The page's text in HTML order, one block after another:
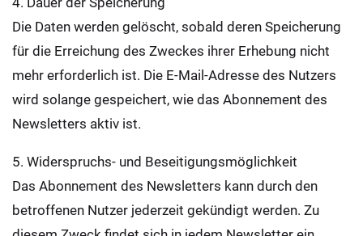
Die Daten werden gelöscht, sobald deren Speicherung
für die Erreichung des Zweckes ihrer Erhebung nicht
mehr erforderlich ist. Die E-Mail-Adresse des Nutzers
wird solange gespeichert, wie das Abonnement des
Newsletters aktiv ist.
5. Widerspruchs- und Beseitigungsmöglichkeit
Das Abonnement des Newsletters kann durch den
betroffenen Nutzer jederzeit gekündigt werden. Zu